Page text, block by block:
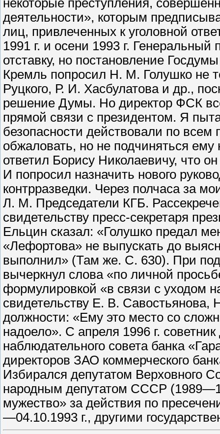
некоторые преступления,
деятельности», которым
лиц, привлеченных к уголовной
1991 г. и осени 1993 г.
отставку, но постановление
Кремль попросил Н. М. Голушко не
Руцкого, Р. И. Хасбулатова и др.,
решение Думы. Но директор ФСК
прямой связи с президентом. Я
безопасности действовали по
обжаловать, но не подчиняться ему
ответил Борису Николаевичу, что
И попросил назначить нового
контрразведки. Через полчаса за
Л. М. Председатели КГБ.
свидетельству пресс-секретаря
Ельцин сказал: «Голушко предал
«Лефортова» не выпускать до
выполнил» (Там же. С. 630). При
вычеркнул слова «по личной
формулировкой «в связи с уходом
свидетельству Е. В. Савостьянова,
должности: «Ему это место со
надоело». С апреля 1996 г.
наблюдательного совета банка
директоров ЗАО коммерческого
Избирался депутатом Верховного
народным депутатом СССР
мужество» за действия по
—04.10.1993 г., другими